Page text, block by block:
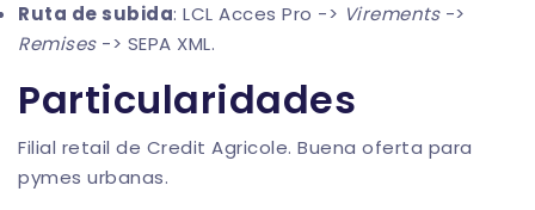
Ruta de subida: LCL Acces Pro -> Virements->
Remises-> SEPA XML.
Particularidades
Filial retail de Credit Agricole. Buena oferta para
pymes urbanas.